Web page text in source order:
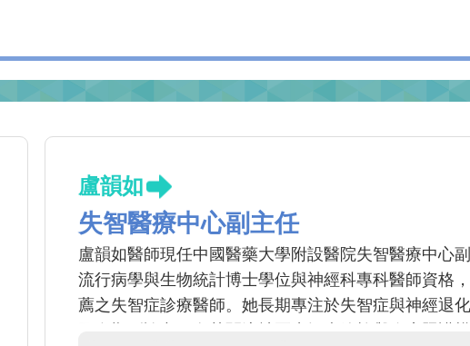
盧韻如
失智醫療中心副主任
盧韻如醫師現任中國醫藥大學附設醫院失智醫療中心
流行病學與生物統計博士學位與神經科專科醫師資格
薦之失智症診療醫師。她長期專注於失智症與神經退